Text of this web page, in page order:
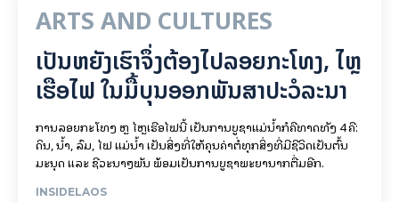
ARTS AND CULTURES
ເປັນ​ຫຍັງ​ເຮົາ​ຈຶ່ງ​ຕ້ອງ​ໄປລອຍ​ກະ​ໂທງ, ໄຫຼ​
ເຮືອ​ໄຟ ໃນ​ມື້​​ບຸນ​ອອກ​ພັນ​ສາ​ປະ​ວໍ​ລະ​ນາ
ການລອຍ​ກະ​ໂທງ ຫຼື ໄຫຼເຮືອໄຟນີ້ ເປັນການບູຊາແມ່ນໍ້າກໍຄືທາດທັງ 4 ຄື:
ດິນ, ນໍ້າ, ລົມ, ໄຟ ແມ່ນໍ້າ ເປັນສິ່ງທີ່ໃຫ້ຄຸນຄ່າຕໍ່ທຸກສິ່ງທີ່ມີຊີວິດເປັນຕົ້ນ
ມະນຸດ ແລະ ຊີວະນາໆພັນ ພ້ອມເປັນການບູຊາພະຍານາກຕື່ມອີກ.
INSIDELAOS